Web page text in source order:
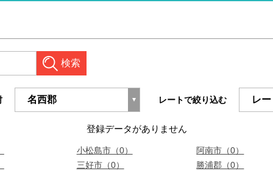
検索
レートで絞り込む
登録データがありません
小松島市（0）
阿南市（0）
三好市（0）
勝浦郡（0）